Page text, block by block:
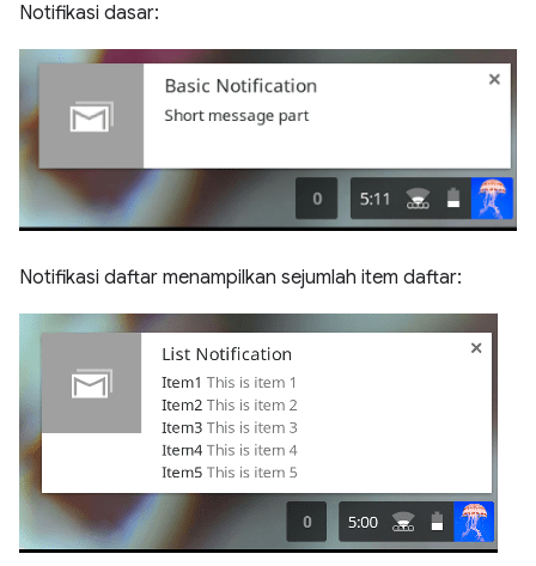
Notifikasi dasar:
Notifikasi daftar menampilkan sejumlah item daftar: